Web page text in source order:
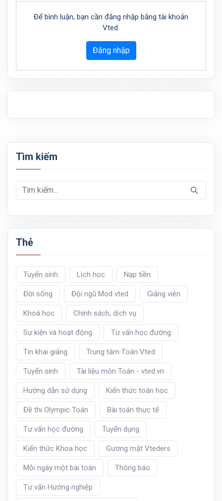
Để bình luận, bạn cần đăng nhập bằng tài khoản
Vted.
Đăng nhập
Tìm kiếm
Thẻ
Tuyển sinh Lịch học Nạp tiền
Đời sống Đội ngũ Mod vted Giảng viên
Khoá học Chính sách, dịch vụ
Sự kiện và hoạt động Tư vấn học đường
Tin khai giảng Trung tâm Toán Vted
Tuyển sinh Tài liệu môn Toán - vted.vn
Hướng dẫn sử dụng Kiến thức toán học
Đề thi Olympic Toán Bài toán thực tế
Tư vấn học đường Tuyển dụng
Kiến thức Khoa học Gương mặt Vteders
Mỗi ngày một bài toán Thông báo
Tư vấn Hướng nghiệp